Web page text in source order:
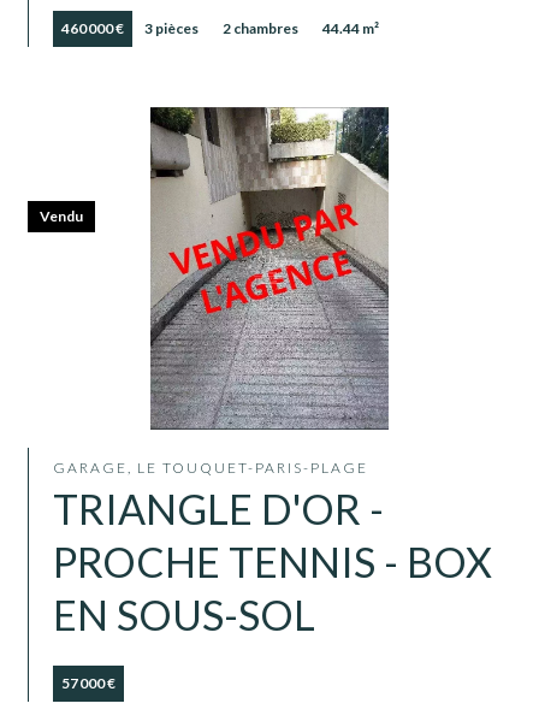
460 000 € 3 pièces 2 chambres 44.44 m²
GARAGE, LE TOUQUET-PARIS-PLAGE
TRIANGLE D'OR -
PROCHE TENNIS - BOX
EN SOUS-SOL
57 000 €
Vendu